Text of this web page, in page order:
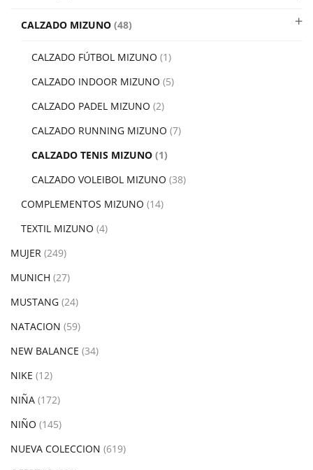
CALZADO MIZUNO (48)
CALZADO FÚTBOL MIZUNO (1)
CALZADO INDOOR MIZUNO (5)
CALZADO PADEL MIZUNO (2)
CALZADO RUNNING MIZUNO (7)
CALZADO TENIS MIZUNO (1)
CALZADO VOLEIBOL MIZUNO (38)
COMPLEMENTOS MIZUNO (14)
TEXTIL MIZUNO (4)
MUJER (249)
MUNICH (27)
MUSTANG (24)
NATACION (59)
NEW BALANCE (34)
NIKE (12)
NIÑA (172)
NIÑO (145)
NUEVA COLECCION (619)